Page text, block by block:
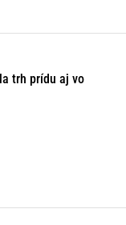
trh prídu aj vo